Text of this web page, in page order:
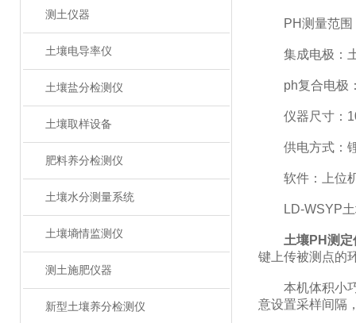
测土仪器
土壤电导率仪
土壤盐分检测仪
土壤取样设备
肥料养分检测仪
土壤水分测量系统
土壤墒情监测仪
测土施肥仪器
新型土壤养分检测仪
PH测量范围：
集成电极：土
ph复合电极：
仪器尺寸：
供电方式：锂
软件：上位机
LD-WSYP土
土壤PH测
键上传被测点的
本机体积小巧
意设置采样间隔